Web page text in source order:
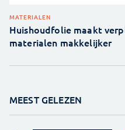
MATERIALEN
Huishoudfolie maakt
materialen makkelijker
MEEST GELEZEN